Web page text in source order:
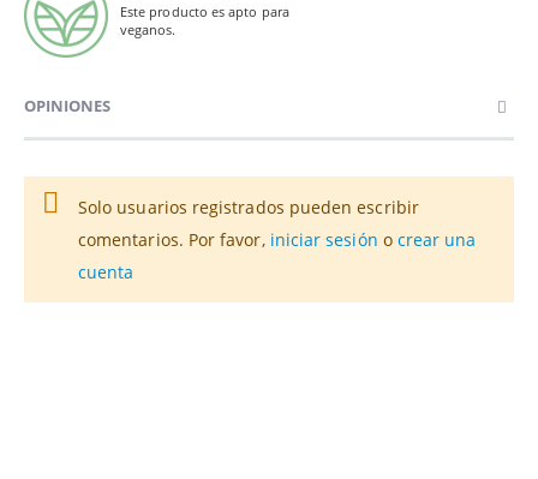
Este producto es apto para
veganos.
OPINIONES
Solo usuarios registrados pueden escribir
comentarios. Por favor, iniciar sesión o crear una
cuenta